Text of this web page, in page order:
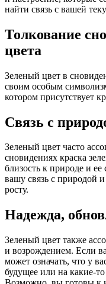
найти связь с вашей
Толкование
цвета
Зеленый цвет в
своим особым
котором присутствует
Связь с
Зеленый цвет часто
сновидениях краска
близость к природе и
вашу связь с природой
росту.
Надежда,
Зеленый цвет также
и возрождением. Если
может означать, что у
будущее или на какие-